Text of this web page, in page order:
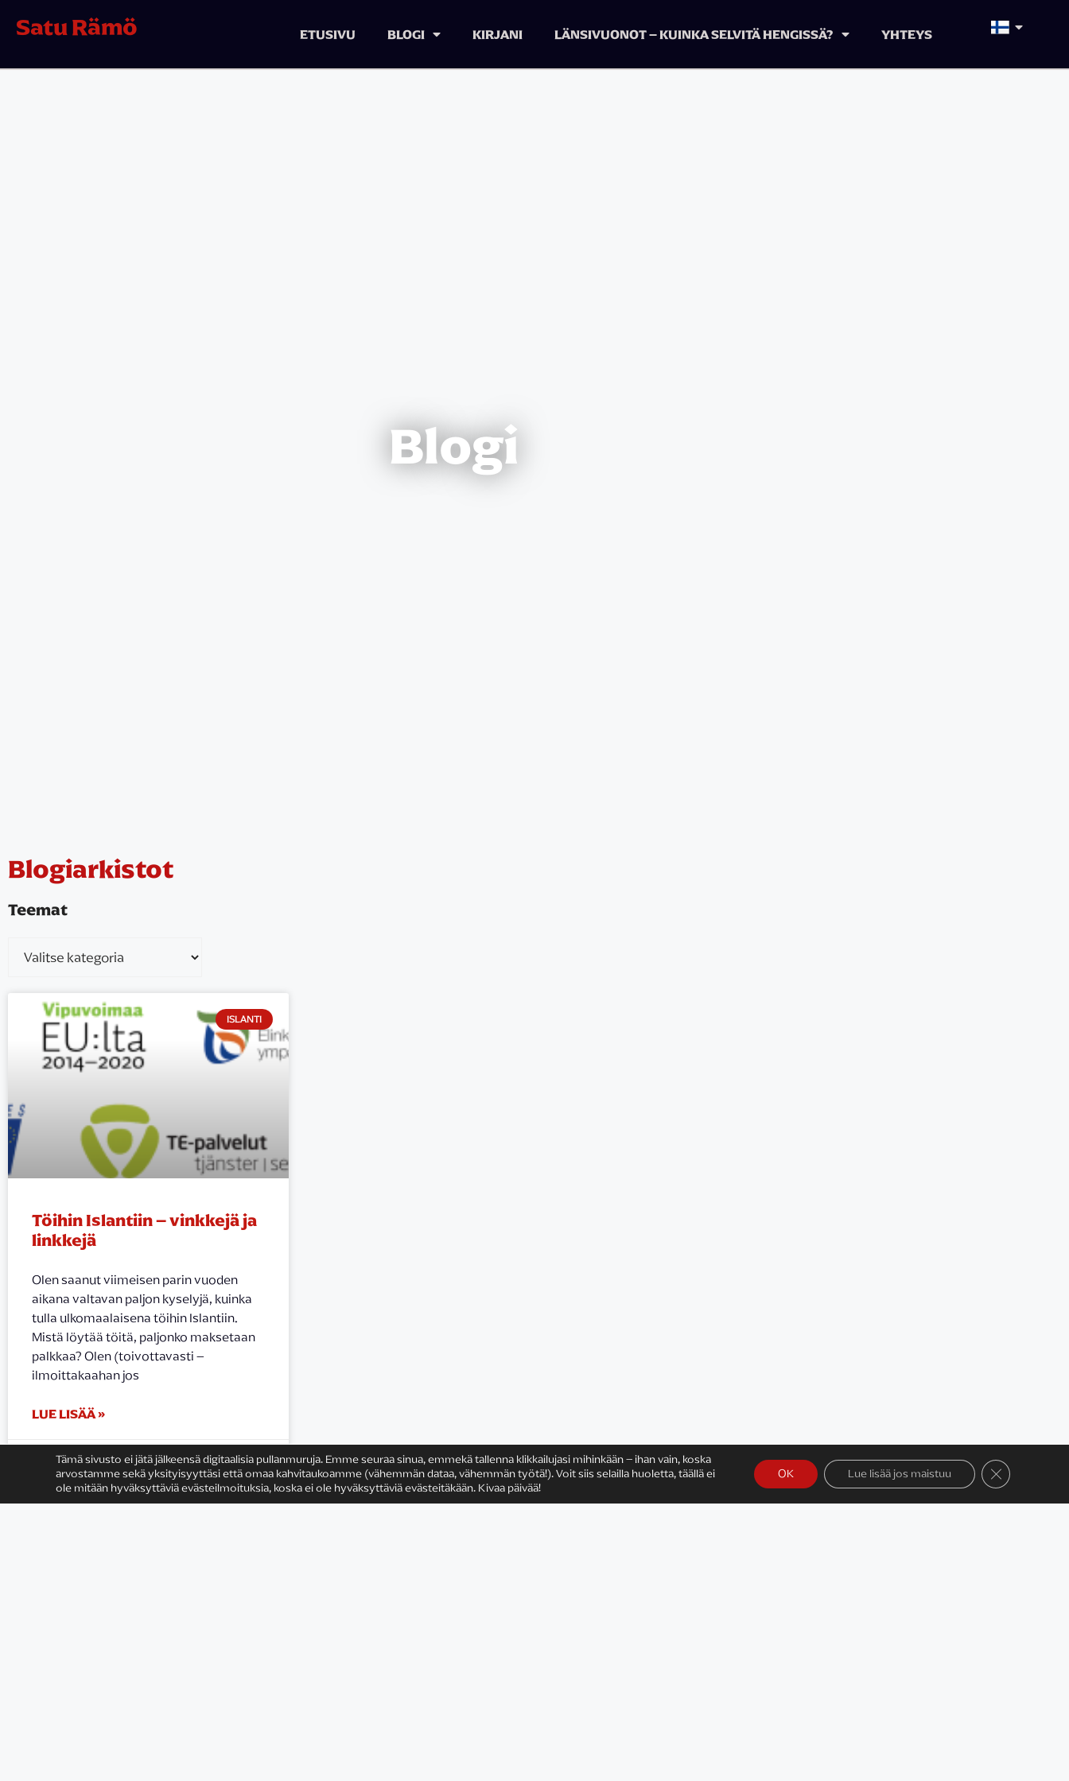
Satu Rämö ETUSIVU BLOGI KIRJANI LÄNSIVUONOT – KUINKA SELVITÄ HENGISSÄ? YHTEYS
Blogi
Blogiarkistot
Teemat
ISLANTI
Töihin Islantiin – vinkkejä ja
linkkejä
Olen saanut viimeisen parin vuoden
aikana valtavan paljon kyselyjä, kuinka
tulla ulkomaalaisena töihin Islantiin.
Mistä löytää töitä, paljonko maksetaan
palkkaa? Olen (toivottavasti –
ilmoittakaahan jos
LUE LISÄÄ »
15.4.2016
Tämä sivusto ei jätä jälkeensä digitaalisia pullanmuruja. Emme seuraa sinua, emmekä tallenna klikkailujasi mihinkään – ihan vain, koska
arvostamme sekä yksityisyyttäsi että omaa kahvitaukoamme (vähemmän dataa, vähemmän työtä!). Voit siis selailla huoletta, täällä ei
ole mitään hyväksyttäviä evästeilmoituksia, koska ei ole hyväksyttäviä evästeitäkään. Kivaa päivää!
OK Lue lisää jos maistuu Sulje